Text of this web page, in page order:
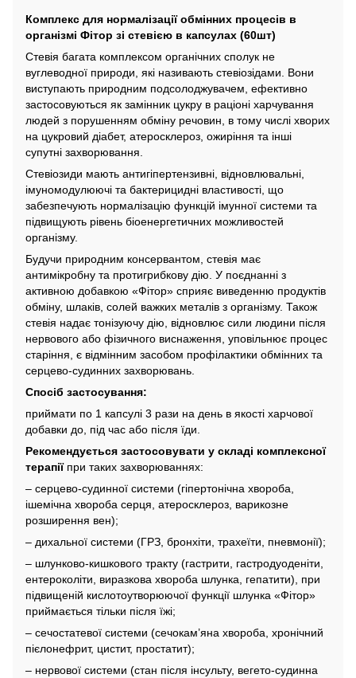
Комплекс для нормалізації обмінних процесів в
організмі Фітор зі стевією в капсулах (60шт)
Стевія багата комплексом органічних сполук не
вуглеводної природи, які називають стевіозідами. Вони
виступають природним подсолоджувачем, ефективно
застосовуються як замінник цукру в раціоні харчування
людей з порушенням обміну речовин, в тому числі хворих
на цукровий діабет, атеросклероз, ожиріння та інші
супутні захворювання.
Стевіозиди мають антигіпертензивні, відновлювальні,
імуномодулюючі та бактерицидні властивості, що
забезпечують нормалізацію функцій імунної системи та
підвищують рівень біоенергетичних можливостей
організму.
Будучи природним консервантом, стевія має
антимікробну та протигрибкову дію. У поєднанні з
активною добавкою «Фітор» сприяє виведенню продуктів
обміну, шлаків, солей важких металів з організму. Також
стевія надає тонізуючу дію, відновлює сили людини після
нервового або фізичного виснаження, уповільнює процес
старіння, є відмінним засобом профілактики обмінних та
серцево-судинних захворювань.
Спосіб застосування:
приймати по 1 капсулі 3 рази на день в якості харчової
добавки до, під час або після їди.
Рекомендується застосовувати у складі комплексної
терапіїпри таких захворюваннях:
– серцево-судинної системи (гіпертонічна хвороба,
ішемічна хвороба серця, атеросклероз, варикозне
розширення вен);
– дихальної системи (ГРЗ, бронхіти, трахеїти, пневмонії);
– шлунково-кишкового тракту (гастрити, гастродуоденіти,
ентероколіти, виразкова хвороба шлунка, гепатити), при
підвищеній кислотоутворюючої функції шлунка «Фітор»
приймається тільки після їжі;
– сечостатевої системи (сечокам’яна хвороба, хронічний
пієлонефрит, цистит, простатит);
– нервової системи (стан після інсульту, вегето-судинна